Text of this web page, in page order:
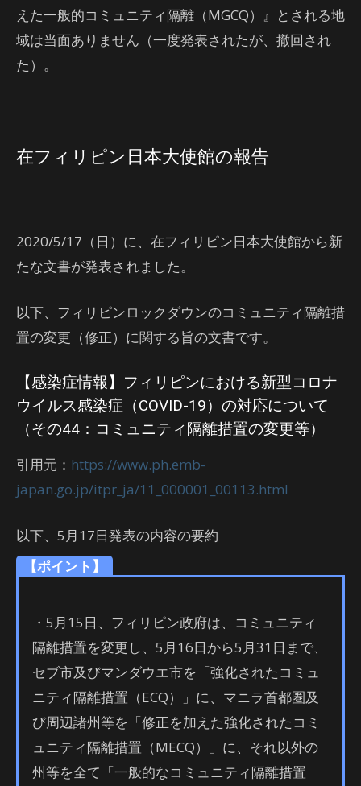
えた一般的コミュニティ隔離（MGCQ）』とされる地
域は当面ありません（一度発表されたが、撤回され
た）。
在フィリピン日本大使館の報告
2020/5/17（日）に、在フィリピン日本大使館から新
たな文書が発表されました。
以下、フィリピンロックダウンのコミュニティ隔離措
置の変更（修正）に関する旨の文書です。
【感染症情報】フィリピンにおける新型コロナ
ウイルス感染症（COVID-19）の対応について
（その44：コミュニティ隔離措置の変更等）
引用元： https://www.ph.emb-
japan.go.jp/itpr_ja/11_000001_00113.html
以下、5月17日発表の内容の要約
【ポイント】
・5月15日、フィリピン政府は、コミュニティ
隔離措置を変更し、5月16日から5月31日まで、
セブ市及びマンダウエ市を「強化されたコミュ
ニティ隔離措置（ECQ）」に、マニラ首都圏及
び周辺諸州等を「修正を加えた強化されたコミ
ュニティ隔離措置（MECQ）」に、それ以外の
州等を全て「一般的なコミュニティ隔離措置